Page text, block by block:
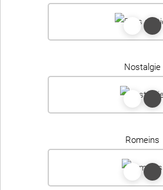
Nostalgie
Romeins